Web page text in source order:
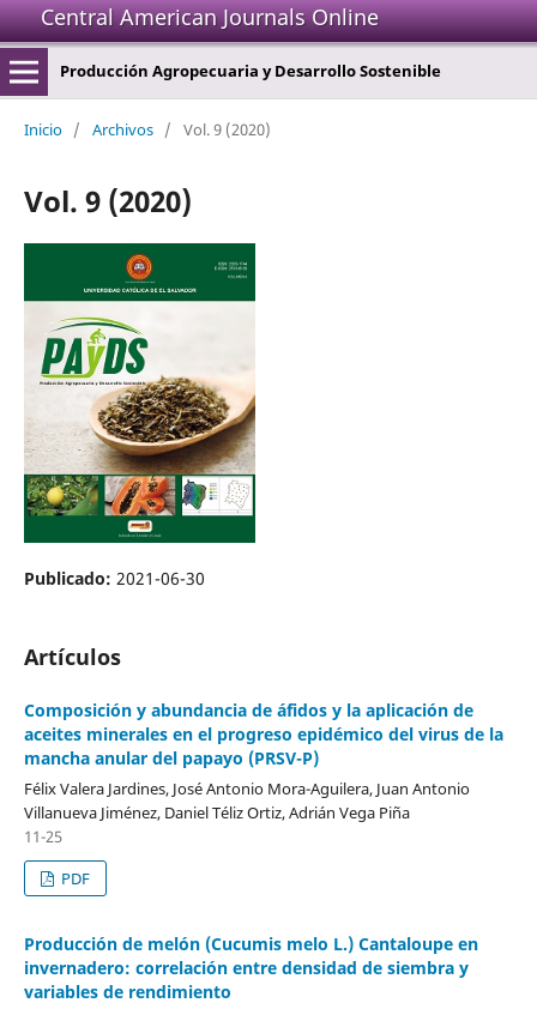
Central American Journals Online
Producción Agropecuaria y Desarrollo Sostenible
Inicio / Archivos / Vol. 9 (2020)
Vol. 9 (2020)
Publicado: 2021-06-30
Artículos
Composición y abundancia de áfidos y la aplicación de
aceites minerales en el progreso epidémico del virus de la
mancha anular del papayo (PRSV-P)
Félix Valera Jardines, José Antonio Mora-Aguilera, Juan Antonio
Villanueva Jiménez, Daniel Téliz Ortiz, Adrián Vega Piña
11-25
PDF
Producción de melón (Cucumis melo L.) Cantaloupe en
invernadero: correlación entre densidad de siembra y
variables de rendimiento